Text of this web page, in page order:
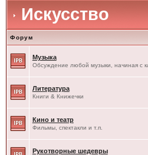
Искусство
Форум
Музыка
Обсуждение любой музыки, начиная с
Литература
Книги & Книжечки
Кино и театр
Фильмы, спектакли и т.п.
Рукотворные шедевры